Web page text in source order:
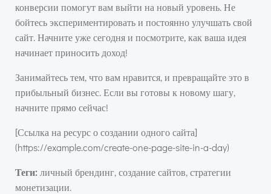
конверсии помогут вам выйти на новый уровень. Не
бойтесь экспериментировать и постоянно улучшать свой
сайт. Начните уже сегодня и посмотрите, как ваша идея
начинает приносить доход!
Занимайтесь тем, что вам нравится, и превращайте это в
прибыльный бизнес. Если вы готовы к новому шагу,
начните прямо сейчас!
[Ссылка на ресурс о создании одного сайта]
(https://example.com/create-one-page-site-in-a-day)
Теги:личный брендинг, создание сайтов, стратегии
монетизации.